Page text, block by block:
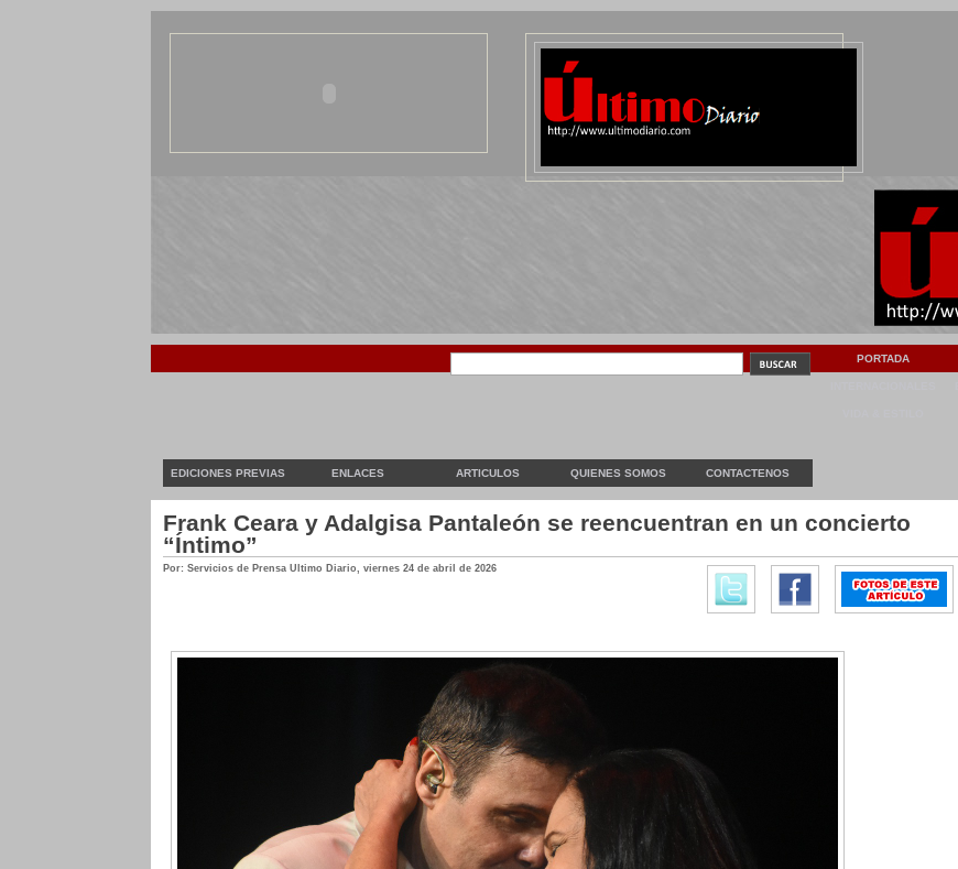
EDICIONES PREVIAS ENLACES ARTICULOS QUIENES SOMOS CONTACTENOS
PORTADA
Frank Ceara y Adalgisa Pantaleón se reencuentran en un concierto
“Íntimo”
Por: Servicios de Prensa Ultimo Diario, viernes 24 de abril de 2026